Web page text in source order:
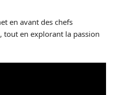
en avant des chefs
tout en explorant la passion